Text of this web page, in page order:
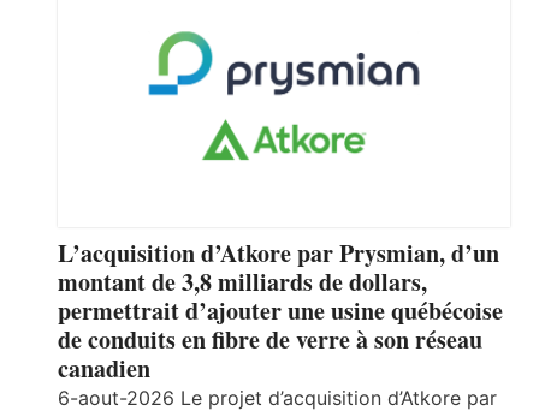
L’acquisition d’Atkore par Prysmian, d’un
montant de 3,8 milliards de dollars,
permettrait d’ajouter une usine québécoise
de conduits en fibre de verre à son réseau
canadien
6-aout-2026 Le projet d’acquisition d’Atkore par